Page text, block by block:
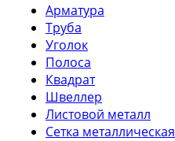
Арматура
Труба
Уголок
Полоса
Квадрат
Швеллер
Листовой металл
Сетка металлическая